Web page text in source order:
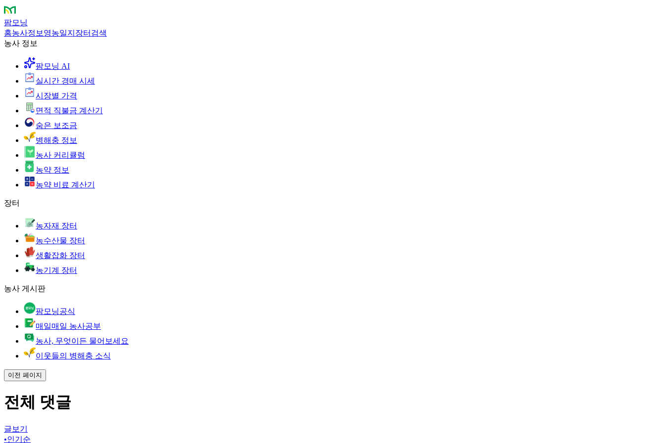
팜모닝
홈농사정보 영농일지 장터 검색
농사 정보
팜모닝 AI
실시간 경매 시세
시장별 가격
면적 직불금 계산기
숨은 보조금
병해충 정보
농사 커리큘럼
농약 정보
농약 비료 계산기
장터
농자재 장터
농수산물 장터
생활잡화 장터
농기계 장터
농사 게시판
팜모닝공식
매일매일 농사공부
농사, 무엇이든 물어보세요
이웃들의 병해충 소식
이전 페이지
전체 댓글
글보기
•인기순